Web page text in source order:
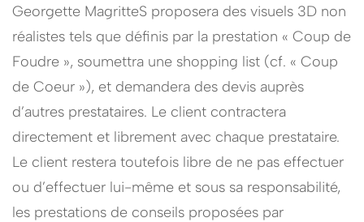
Georgette MagritteS proposera des visuels 3D non
réalistes tels que définis par la prestation « Coup de
Foudre », soumettra une shopping list (cf. « Coup
de Coeur »), et demandera des devis auprès
d’autres prestataires. Le client contractera
directement et librement avec chaque prestataire.
Le client restera toutefois libre de ne pas effectuer
ou d’effectuer lui-même et sous sa responsabilité,
les prestations de conseils proposées par